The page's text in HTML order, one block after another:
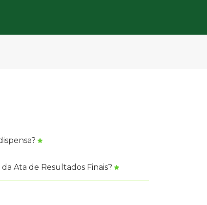
Ata de Resultados Finais?